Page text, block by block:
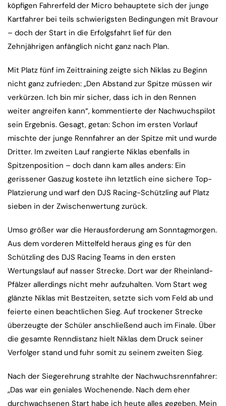
köpfigen Fahrerfeld der Micro behauptete sich der junge
Kartfahrer bei teils schwierigsten Bedingungen mit Bravour
– doch der Start in die Erfolgsfahrt lief für den
Zehnjährigen anfänglich nicht ganz nach Plan.
Mit Platz fünf im Zeittraining zeigte sich Niklas zu Beginn
nicht ganz zufrieden: „Den Abstand zur Spitze müssen wir
verkürzen. Ich bin mir sicher, dass ich in den Rennen
weiter angreifen kann“, kommentierte der Nachwuchspilot
sein Ergebnis. Gesagt, getan: Schon im ersten Vorlauf
mischte der junge Rennfahrer an der Spitze mit und wurde
Dritter. Im zweiten Lauf rangierte Niklas ebenfalls in
Spitzenposition – doch dann kam alles anders: Ein
gerissener Gaszug kostete ihn letztlich eine sichere Top-
Platzierung und warf den DJS Racing-Schützling auf Platz
sieben in der Zwischenwertung zurück.
Umso größer war die Herausforderung am Sonntagmorgen.
Aus dem vorderen Mittelfeld heraus ging es für den
Schützling des DJS Racing Teams in den ersten
Wertungslauf auf nasser Strecke. Dort war der Rheinland-
Pfälzer allerdings nicht mehr aufzuhalten. Vom Start weg
glänzte Niklas mit Bestzeiten, setzte sich vom Feld ab und
feierte einen beachtlichen Sieg. Auf trockener Strecke
überzeugte der Schüler anschließend auch im Finale. Über
die gesamte Renndistanz hielt Niklas dem Druck seiner
Verfolger stand und fuhr somit zu seinem zweiten Sieg.
Nach der Siegerehrung strahlte der Nachwuchsrennfahrer:
„Das war ein geniales Wochenende. Nach dem eher
durchwachsenen Start habe ich heute alles gegeben. Mein